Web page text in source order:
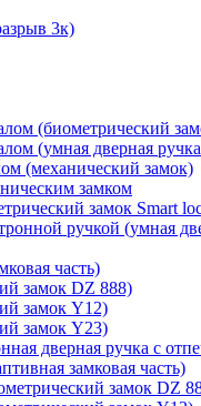
3к)
(биометрический
(умная дверная
(механический замок)
замком
замок Smart
ручкой (умная
часть)
замок DZ 888)
замок Y12)
замок Y23)
дверная ручка с
замковая часть)
замок DZ